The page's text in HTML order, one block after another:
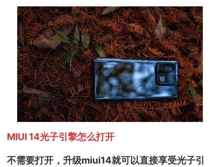
MIUI 14光子引擎怎么打开
不需要打开，升级miui14就可以直接享受光子引